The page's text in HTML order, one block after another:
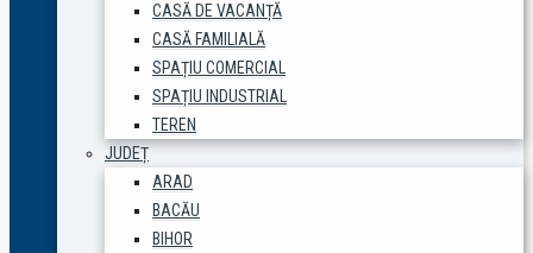
CASĂ DE VACANȚĂ
CASĂ FAMILIALĂ
SPAȚIU COMERCIAL
SPAȚIU INDUSTRIAL
TEREN
JUDEȚ
ARAD
BACĂU
BIHOR